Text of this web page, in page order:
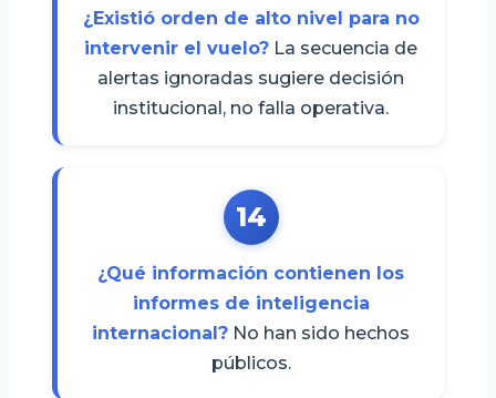
¿Existió orden de alto nivel para no
intervenir el vuelo? La secuencia de
alertas ignoradas sugiere decisión
institucional, no falla operativa.
14
¿Qué información contienen los
informes de inteligencia
internacional? No han sido hechos
públicos.